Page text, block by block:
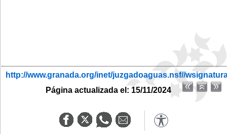
http://www.granada.org/inet/juzgadoaguas.nsf//
Página actualizada el: 15/11/2024